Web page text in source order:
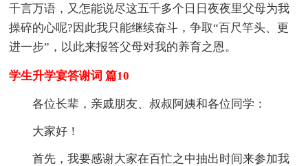
千言万语，又怎能说尽这五千多个日日夜夜里父母为我
操碎的心呢?因此我只能继续奋斗，争取“百尺竿头、更
进一步”，以此来报答父母对我的养育之恩。
学生升学宴答谢词 篇10
各位长辈，亲戚朋友、叔叔阿姨和各位同学：
大家好！
首先，我要感谢大家在百忙之中抽出时间来参加我